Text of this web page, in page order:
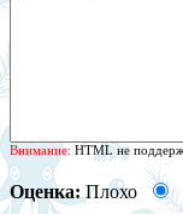
Внимание: HTML не
Оценка: Плохо